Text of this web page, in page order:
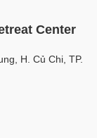
Center
H. Củ Chi, TP.